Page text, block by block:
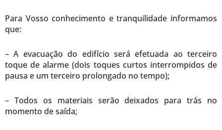
Para Vosso conhecimento e tranquilidade informamos
que:
– A evacuação do edifício será efetuada ao terceiro
toque de alarme (dois toques curtos interrompidos de
pausa e um terceiro prolongado no tempo);
– Todos os materiais serão deixados para trás no
momento de saída;